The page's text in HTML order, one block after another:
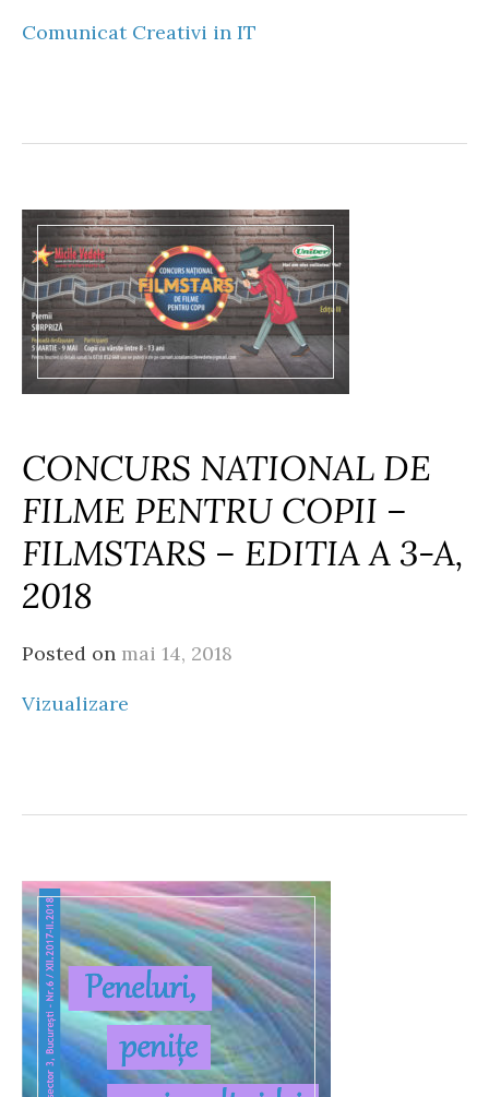
Comunicat Creativi in IT
CONCURS NATIONAL DE
FILME PENTRU COPII –
FILMSTARS – EDITIA A 3-A,
2018
Posted on mai 14, 2018
Vizualizare